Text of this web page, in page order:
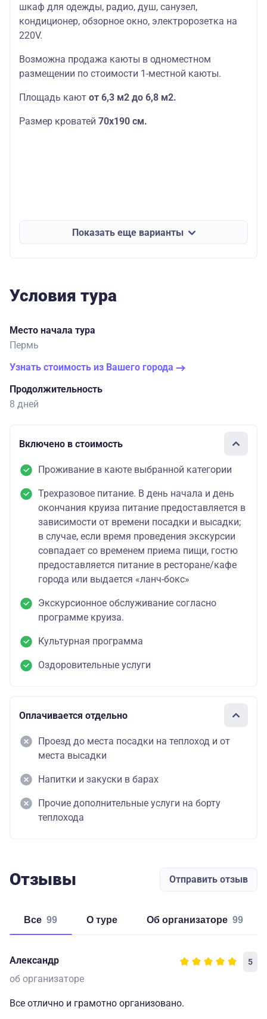
шкаф для одежды, радио, душ, санузел,
кондиционер, обзорное окно, электророзетка на
220V.
Возможна продажа каюты в одноместном
размещении по стоимости 1-местной каюты.
Площадь кают от 6,3 м2 до 6,8 м2.
Размер кроватей 70х190 см.
Показать еще варианты
Условия тура
Место начала тура
Пермь
Узнать стоимость из Вашего города
Продолжительность
8 дней
Включено в стоимость
Проживание в каюте выбранной категории
Трехразовое питание. В день начала и день
окончания круиза питание предоставляется в
зависимости от времени посадки и высадки;
в случае, если время проведения экскурсии
совпадает со временем приема пищи, гостю
предоставляется питание в ресторане/кафе
города или выдается «ланч-бокс»
Экскурсионное обслуживание согласно
программе круиза.
Культурная программа
Оздоровительные услуги
Оплачивается отдельно
Проезд до места посадки на теплоход и от
места высадки
Напитки и закуски в барах
Прочие дополнительные услуги на борту
теплохода
Отзывы Отправить отзыв
Все 99 о туре об организаторе 99
Александр 5
об организаторе
Все отлично и грамотно организовано.